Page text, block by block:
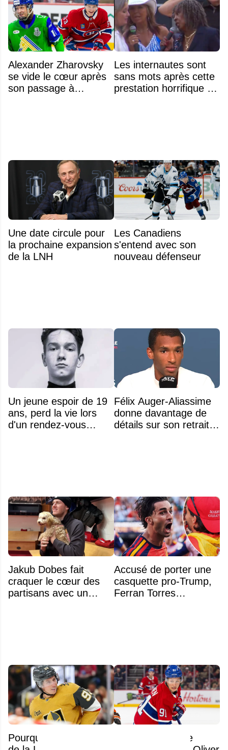
Alexander Zharovsky
se vide le cœur après
son passage à
Les internautes sont
sans mots après cette
prestation horrifique de
Une date circule pour
la prochaine expansion
de la LNH
Les Canadiens
s'entend avec son
nouveau défenseur
Un jeune espoir de 19
ans, perd la vie lors
d'un rendez-vous
Félix Auger-Aliassime
donne davantage de
détails sur son retrait
Jakub Dobes fait
craquer le cœur des
partisans avec un
Accusé de porter une
casquette pro-Trump,
Ferran Torres
Pourquoi les vedettes
Félix Séguin : "Le